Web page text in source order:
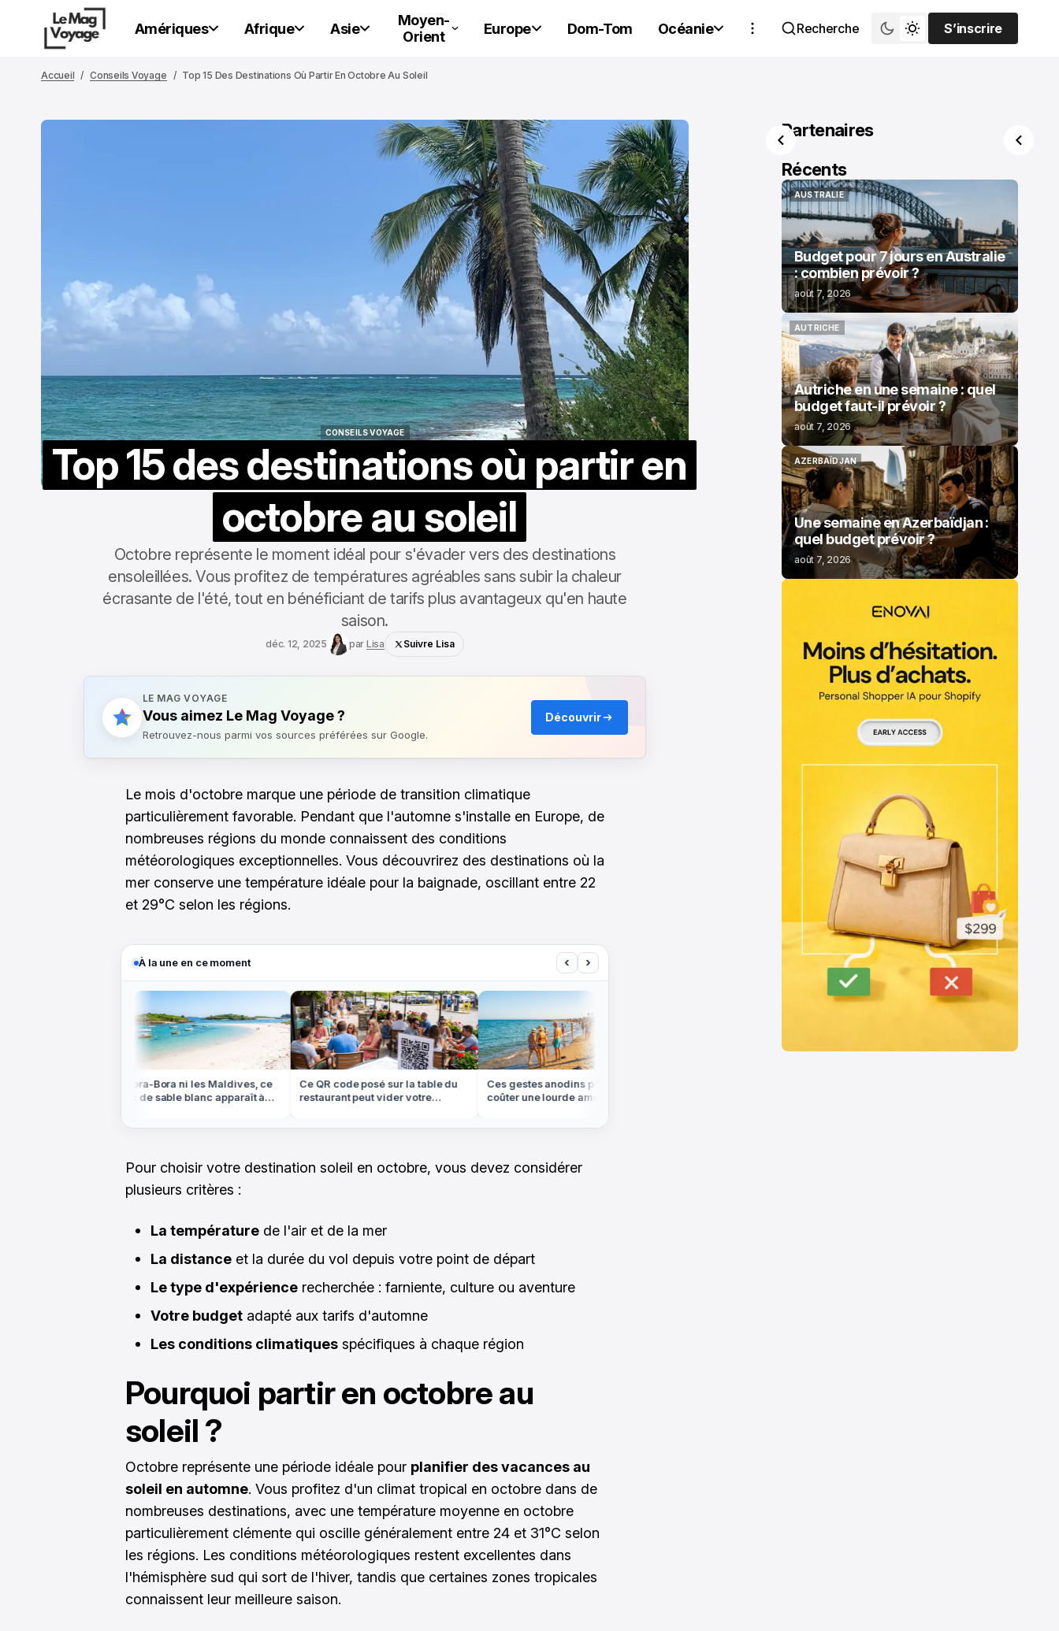
Amériques Afrique Asie
Moyen-
Orient
Europe Dom-Tom Océanie Recherche
S’inscrire
S’inscrire
Accueil Conseils Voyage Top 15 Des Destinations Où Partir En Octobre Au Soleil
CONSEILS VOYAGE
Top 15 des destinations où partir en
octobre au soleil
Octobre représente le moment idéal pour s'évader vers des destinations
ensoleillées. Vous profitez de températures agréables sans subir la chaleur
écrasante de l'été, tout en bénéficiant de tarifs plus avantageux qu'en haute
saison.
déc. 12, 2025 par Lisa Suivre Lisa
LE MAG VOYAGE
Vous aimez Le Mag Voyage ?
Retrouvez-nous parmi vos sources préférées sur Google.
Découvrir
Le mois d'octobre marque une période de transition climatique
particulièrement favorable. Pendant que l'automne s'installe en Europe, de
nombreuses régions du monde connaissent des conditions
météorologiques exceptionnelles. Vous découvrirez des destinations où la
mer conserve une température idéale pour la baignade, oscillant entre 22
et 29°C selon les régions.
À la une en ce moment ‹ ›
Ni Bora-Bora ni les Maldives, ce
banc de sable blanc apparaît à
Ce QR code posé sur la table du
restaurant peut vider votre
Ces gestes anodins peuvent vous
coûter une lourde amende à
Pour choisir votre destination soleil en octobre, vous devez considérer
plusieurs critères :
La température de l'air et de la mer
La distance et la durée du vol depuis votre point de départ
Le type d'expérience recherchée : farniente, culture ou aventure
Votre budget adapté aux tarifs d'automne
Les conditions climatiques spécifiques à chaque région
Pourquoi partir en octobre au
soleil ?
Octobre représente une période idéale pour planifier des vacances au
soleil en automne. Vous profitez d'un climat tropical en octobre dans de
nombreuses destinations, avec une température moyenne en octobre
particulièrement clémente qui oscille généralement entre 24 et 31°C selon
les régions. Les conditions météorologiques restent excellentes dans
l'hémisphère sud qui sort de l'hiver, tandis que certaines zones tropicales
connaissent leur meilleure saison.
Partenaires
Récents
AUSTRALIE
AUSTRALIE
Budget pour 7 jours en Australie
: combien prévoir ?
août 7, 2026
AUTRICHE
AUTRICHE
Autriche en une semaine : quel
budget faut-il prévoir ?
août 7, 2026
AZERBAÏDJAN
AZERBAÏDJAN
Une semaine en Azerbaïdjan :
quel budget prévoir ?
août 7, 2026